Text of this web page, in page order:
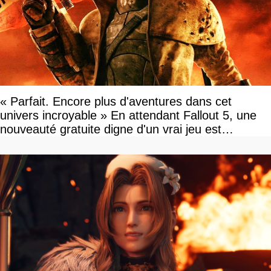
« Parfait. Encore plus d'aventures dans cet
univers incroyable » En attendant Fallout 5, une
nouveauté gratuite digne d'un vrai jeu est